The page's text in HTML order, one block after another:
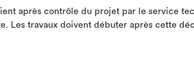
après contrôle du projet par le service
Les travaux doivent débuter après cette